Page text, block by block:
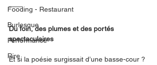
Fooding - Restaurant
Burlesque
Performance
Rire
Du foin, des plumes et des portés
spectaculaires
Et si la poésie surgissait d’une basse-cour ?